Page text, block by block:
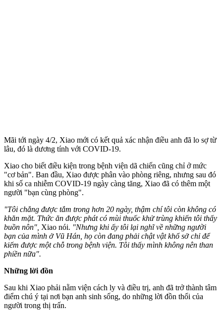
Mãi tới ngày 4/2, Xiao mới có kết quả xác nhận điều anh đã lo sợ từ
lâu, đó là dương tính với COVID-19.
Xiao cho biết điều kiện trong bệnh viện d‌ã chi‌ến cũng chỉ ở mức
"cơ bản". Ban đầu, Xiao được phân vào phòng riêng, nhưng sau đó
khi số ca nhiễm COVID-19 ngày càng tăng, Xiao đã có thêm một
người "bạn cùng phòng".
"Tôi chẳng được tắm trong hơn 20 ngày, thậm chí tôi còn không có
khăn mặt. Thức ăn được phát có mùi thuốc khử trùng khiến tôi thấy
buồn nôn", Xiao nói. "Nhưng khi ấy tôi lại nghĩ về những người
bạn của mình ở Vũ Hán, họ còn đang phải chật vật khổ sở chỉ để
kiếm được một chỗ trong bệnh viện. Tôi thấy mình không nên than
phiền nữa".
Những lời đồn
Sau khi Xiao phải nằm viện cách ly và điều trị, anh đã trở thành tâm
điểm chú ý tại nơi bạn anh sinh sống, do những lời đồn thổi của
người trong thị trấn.